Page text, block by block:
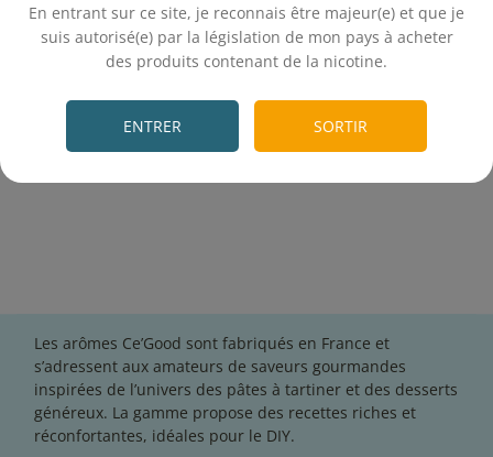
En entrant sur ce site, je reconnais être majeur(e) et que je
suis autorisé(e) par la législation de mon pays à acheter
des produits contenant de la nicotine.
ENTRER SORTIR
13,90€
On attend vos avis
Achat rapide
Les arômes Ce’Good sont fabriqués en France et
s’adressent aux amateurs de saveurs gourmandes
inspirées de l’univers des pâtes à tartiner et des desserts
généreux. La gamme propose des recettes riches et
réconfortantes, idéales pour le DIY.